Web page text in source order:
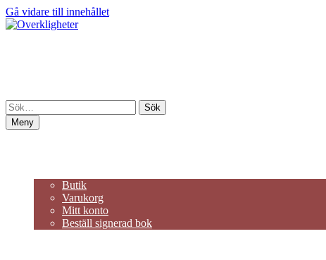
Gå vidare till innehållet
Meny
Butik
Varukorg
Mitt konto
Beställ signerad bok